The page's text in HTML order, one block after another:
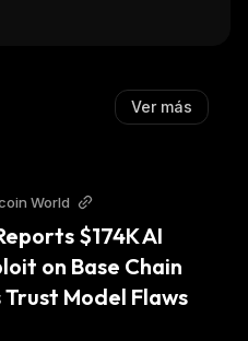
Ver más
World
$174K AI
on Base Chain
Model Flaws